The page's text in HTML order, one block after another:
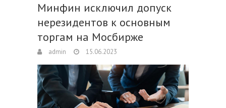
Минфин исключил допуск
нерезидентов к основным
торгам на Мосбирже
admin 15.06.2023